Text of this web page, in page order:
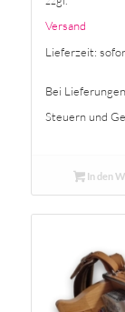
Versand
Lieferzeit:
Bei
Steuern und
In den